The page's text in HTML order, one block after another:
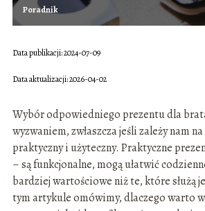
Poradnik
Data publikacji: 2024-07-09
Data aktualizacji: 2026-04-02
Wybór odpowiedniego prezentu dla
wyzwaniem, zwłaszcza jeśli zależy nam
praktyczny i użyteczny. Praktyczne
– są funkcjonalne, mogą ułatwić
bardziej wartościowe niż te, które służą
tym artykule omówimy, dlaczego warto